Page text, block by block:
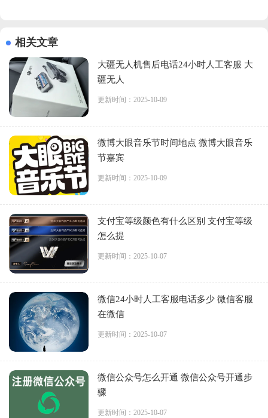
相关文章
大疆无人机售后电话24小时人工客服 大
疆无人
更新时间：2025-10-09
微博大眼音乐节时间地点 微博大眼音乐
节嘉宾
更新时间：2025-10-09
支付宝等级颜色有什么区别 支付宝等级
怎么提
更新时间：2025-10-07
微信24小时人工客服电话多少 微信客服
在微信
更新时间：2025-10-07
微信公众号怎么开通 微信公众号开通步
骤
更新时间：2025-10-07